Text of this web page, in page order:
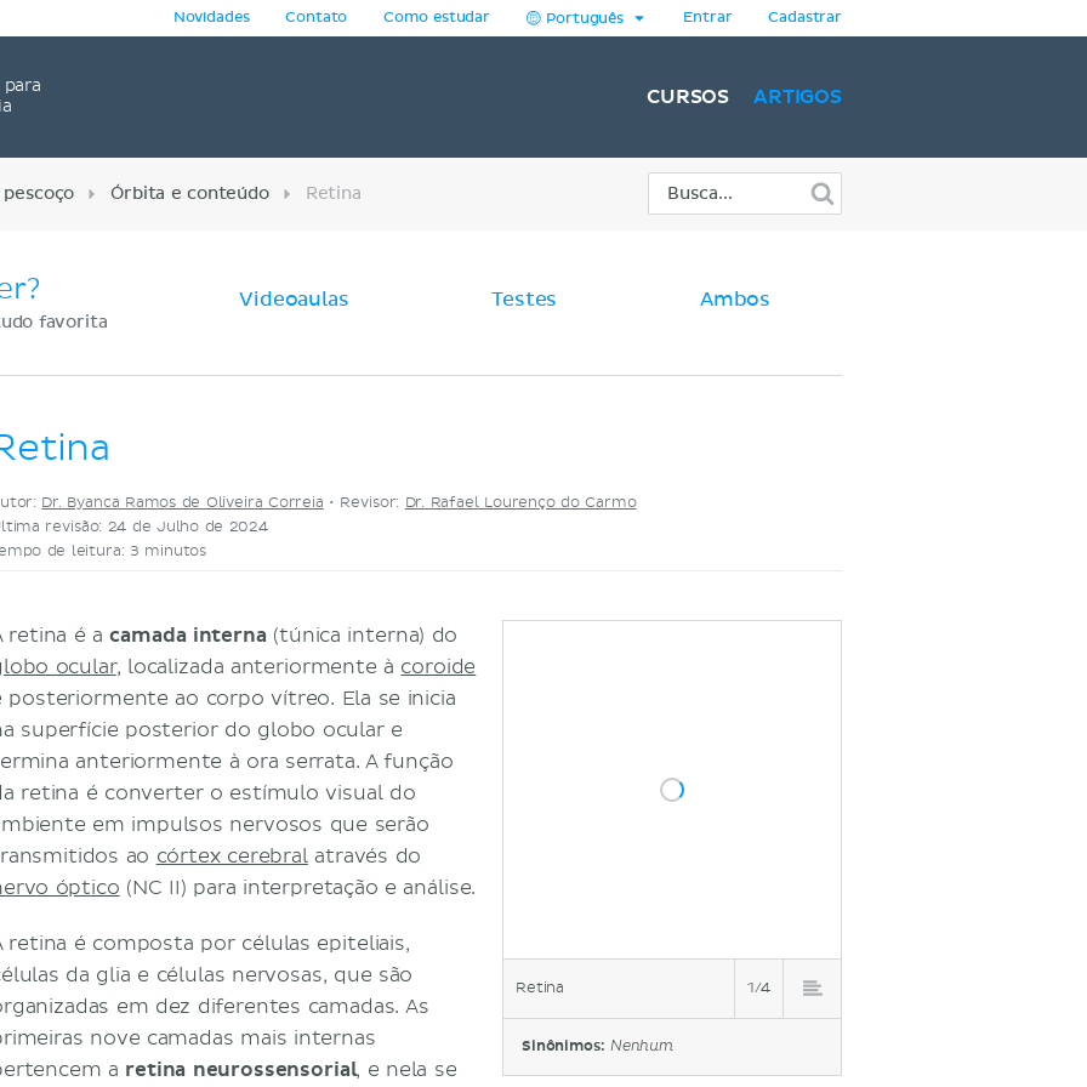
para
Novidades Contato Como estudar Português Entrar Cadastrar
CURSOS ARTIGOS
pescoço Órbita e conteúdo Retina
favorita
Videoaulas Testes Ambos
Dr. Byanca Ramos de Oliveira Correia • Revisor: Dr. Rafael Lourenço do Carmo
revisão: 24 de Julho de 2024
de leitura: 3 minutos
Retina 1/4
Sinônimos: Nenhum
retina é acamada interna (túnica interna) do
ocular, localizada anteriormente à coroide
posteriormente ao corpo vítreo. Ela se inicia
superfície posterior do globo ocular e
anteriormente à ora serrata. A função
retina é converter o estímulo visual do
em impulsos nervosos que serão
ao córtex cerebralatravés do
óptico (NC II) para interpretação e análise.
retina é composta por células epiteliais,
da glia e células nervosas, que são
em dez diferentes camadas. As
nove camadas mais internas
a retina neurossensorial, e nela se